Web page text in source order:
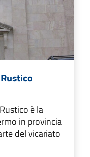
è la
in provincia
del vicariato